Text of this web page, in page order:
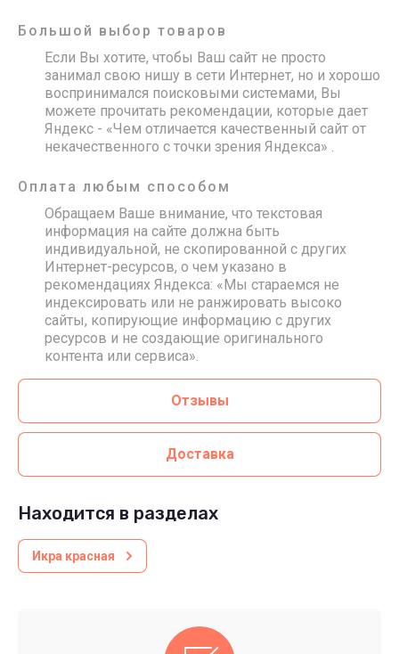
Большой выбор товаров
Если Вы хотите, чтобы Ваш сайт не просто
занимал свою нишу в сети Интернет, но и хорошо
воспринимался поисковыми системами, Вы
можете прочитать рекомендации, которые дает
Яндекс - «Чем отличается качественный сайт от
некачественного с точки зрения Яндекса» .
Оплата любым способом
Обращаем Ваше внимание, что текстовая
информация на сайте должна быть
индивидуальной, не скопированной с других
Интернет-ресурсов, о чем указано в
рекомендациях Яндекса: «Мы стараемся не
индексировать или не ранжировать высоко
сайты, копирующие информацию с других
ресурсов и не создающие оригинального
контента или сервиса».
Отзывы
Доставка
Находится в разделах
Икра красная